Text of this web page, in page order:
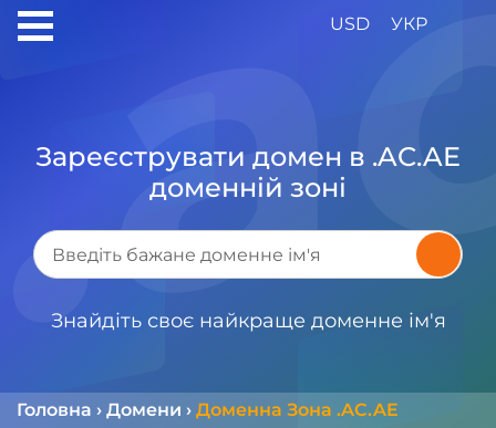
USD УКР
Зареєструвати домен в .AC.AE
доменній зоні
Знайдіть своє найкраще доменне ім'я
Головна › Домени › Доменна Зона .AC.AE